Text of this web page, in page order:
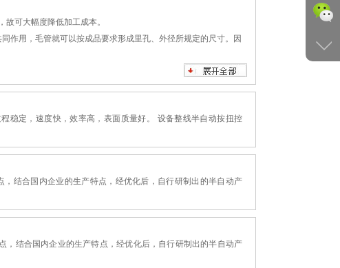
可大幅度降低加工成本。
用，毛管就可以按成品要求形成里孔、外径所规定的尺寸。因
几天到十几天才能加工一支芯棒。而通过无心车床加行星砂磨
车床的较大走刀速度。同时无心车床的刀具工作部分接触面积
也保证了刀具的耐用度。
的扒皮。经过扒皮可去掉脱碳层、裂纹及表面缺陷等，进而提
。短期以前，只有少数大型特钢企业引进使用。随着该设备的
品。相信它会给国民经济的发展做出重大贡献。
稳定，速度快，效率高，表面质量好。 设备整线半自动按扭控
结合国内企业的生产特点，经优化后，自行研制出的半自动产
，结合国内企业的生产特点，经优化后，自行研制出的半自动产